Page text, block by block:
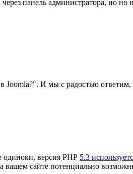
панель администратора, но
И мы с радостью
одиноки, версия PHP 5.3
вашем сайте потенциально